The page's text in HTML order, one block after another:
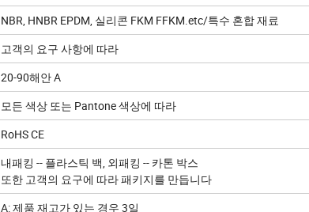
NBR, HNBR EPDM, 실리콘 FKM FFKM.etc/특수 혼합 재료
고객의 요구 사항에 따라
20-90해안 A
모든 색상 또는 Pantone 색상에 따라
RoHS CE
내패킹 -- 플라스틱 백, 외패킹 -- 카톤 박스
또한 고객의 요구에 따라 패키지를 만듭니다
A: 제품 재고가 있는 경우 3일